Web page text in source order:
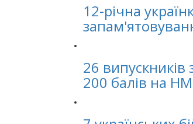
12-річна
26
200 балів на